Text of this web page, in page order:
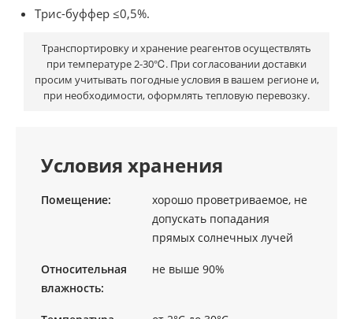
Трис-буффер ≤0,5%.
Транспортировку и хранение реагентов осуществлять
при температуре 2-30℃. При согласовании доставки
просим учитывать погодные условия в вашем регионе и,
при необходимости, оформлять тепловую перевозку.
Условия хранения
Помещение:
хорошо проветриваемое, не
допускать попадания
прямых солнечных лучей
Относительная
влажность:
не выше 90%